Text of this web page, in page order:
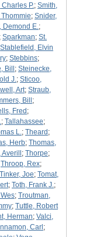
Charles P.; Smith,
; Snider,
Demond E.;
; Sparkman; St.
Stablefield, Elvin
; Stebbins;
Bill ; Steinecke,
J.; Sticoo,
Art; Straub,
Bill ;
Fred ;
; Tallahassee;
L.; Theard ;
Herb; Thomas,
; Thorpe;
Throop, Rex;
Tinker, Joe; Tomat,
; Toth, Frank J.;
; Troutman,
; Tuttle, Robert
Herman; Valci,
Carl ;